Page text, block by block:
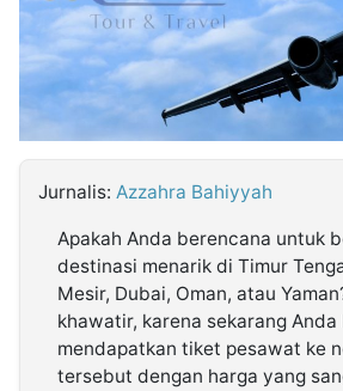
Follow
Kabarbaru
Jurnalis: Azzahra Bahiyyah
Apakah Anda berencana untuk
destinasi menarik di Timur
Mesir, Dubai, Oman, atau
khawatir, karena sekarang Anda
mendapatkan tiket pesawat ke
tersebut dengan harga yang